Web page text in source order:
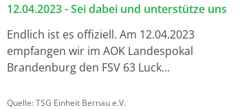
12.04.2023 - Sei dabei und unterstütze uns
Endlich ist es offiziell. Am 12.04.2023
empfangen wir im AOK Landespokal
Brandenburg den FSV 63 Luck...
Quelle: TSG Einheit Bernau e.V.